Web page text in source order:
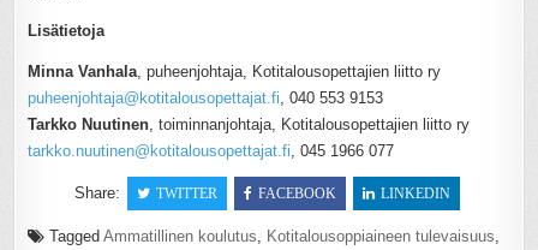
Lisätietoja
Minna Vanhala, puheenjohtaja, Kotitalousopettajien liitto ry
puheenjohtaja@kotitalousopettajat.fi, 040 553 9153
Tarkko Nuutinen, toiminnanjohtaja, Kotitalousopettajien liitto ry
tarkko.nuutinen@kotitalousopettajat.fi, 045 1966 077
Share: TWITTER FACEBOOK LINKEDIN
TaggedAmmatillinen koulutus, Kotitalousoppiaineen tulevaisuus,